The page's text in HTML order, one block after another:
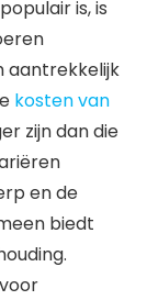
is, is
aantrekkelijk
kosten van
zijn dan die
en de
biedt